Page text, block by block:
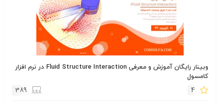
وبینار رایگان آموزش و معرفی Fluid Structure Interaction در نرم افزار
کامسول
4
389